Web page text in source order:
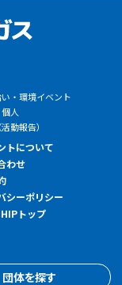
・環境イベント
人
動報告）
トについて
わせ
シーポリシー
トップ
団体を探す